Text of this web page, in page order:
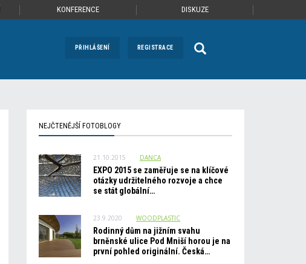
KONFERENCE DISKUZE
PŘIHLÁŠENÍ REGISTRACE
NEJČTENĚJŠÍ FOTOBLOGY
21.10.2015 DANCA
EXPO 2015 se zaměřuje se na klíčové
otázky udržitelného rozvoje a chce
se stát globální…
23.9.2020 WOODPLASTIC
Rodinný dům na jižním svahu
brněnské ulice Pod Mniší horou je na
první pohled originální. Česká…